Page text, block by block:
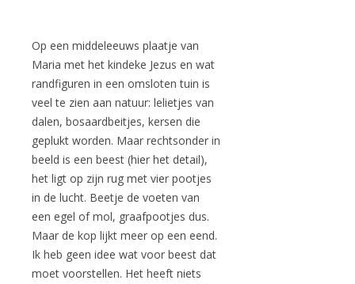
Op een middeleeuws plaatje van
Maria met het kindeke Jezus en wat
randfiguren in een omsloten tuin is
veel te zien aan natuur: lelietjes van
dalen, bosaardbeitjes, kersen die
geplukt worden. Maar rechtsonder in
beeld is een beest (hier het detail),
het ligt op zijn rug met vier pootjes
in de lucht. Beetje de voeten van
een egel of mol, graafpootjes dus.
Maar de kop lijkt meer op een eend.
Ik heb geen idee wat voor beest dat
moet voorstellen. Het heeft niets